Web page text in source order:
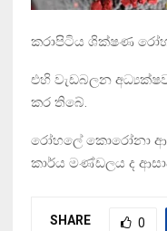
කරාපිටිය ශික්ෂණ
එහි වැඩබලන
කර තිබේ.
රෝහලේ කොරෝනා
කාර්ය මණ්ඩලය ද
SHARE 0